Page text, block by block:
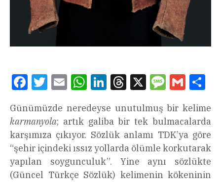
FacebookTwitterEmail WhatsAppLinkedInThreads
X Message
Gmail
Günümüzde neredeyse unutulmuş bir kelime
karmanyola; artık galiba bir tek bulmacalarda
karşımıza çıkıyor. Sözlük anlamı TDK’ya göre
“şehir içindeki ıssız yollarda ölümle korkutarak
yapılan soygunculuk”. Yine aynı sözlükte
(Güncel Türkçe Sözlük) kelimenin kökeninin